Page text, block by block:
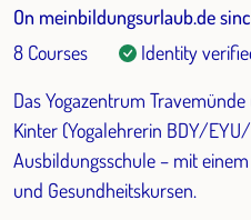
On meinbildungsurlaub.de
8 Courses
Identity
Das Yogazentrum
Kinter (Yogalehrerin BDY/
Ausbildungsschule – mit
und Gesundheitskursen.